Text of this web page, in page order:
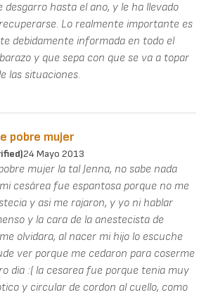
desgarro hasta el ano, y le ha llevado
Lo realmente importante es
debidamente informada en todo el
y que sepa con que se va a topar
las situaciones.
pobre mujer
24 Mayo 2013
mujer la tal Jenna, no sabe nada
cesárea fue espantosa porque no me
y asi me rajaron, y yo ni hablar
y la cara de la anestecista de
olvidara, al nacer mi hijo lo escuche
ver porque me cedaron para coserme
dia :( la cesarea fue porque tenia muy
y circular de cordon al cuello, como